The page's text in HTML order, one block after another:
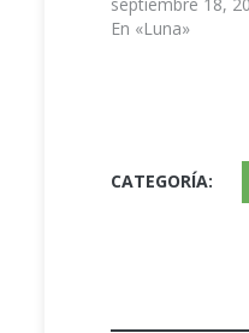
En «Luna»
CATEGORÍA: